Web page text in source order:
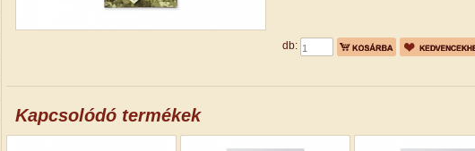
db:
Kapcsolódó termékek